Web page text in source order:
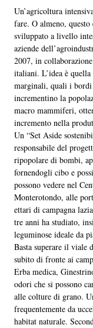
Un’agricoltura
fare. O almeno,
sviluppato a livello
aziende
2007, in
italiani. L’idea è
marginali, quali i bordi
incrementino la
macro mammiferi,
incremento nella
Un “Set Aside
responsabile del
ripopolare di bombi,
fornendogli cibo e
possono vedere nel
Monterotondo, alle
ettari di campagna
tre anni ha studiato,
leguminose ideale da
Basta superare il viale
subito di fronte ai
Erba medica,
odori che si possono
alle colture di grano.
frequentemente da
habitat naturale.